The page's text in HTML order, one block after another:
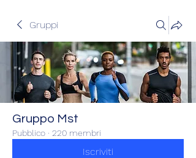
Gruppi
Gruppo Mst
Pubblico · 220 membri
Iscriviti